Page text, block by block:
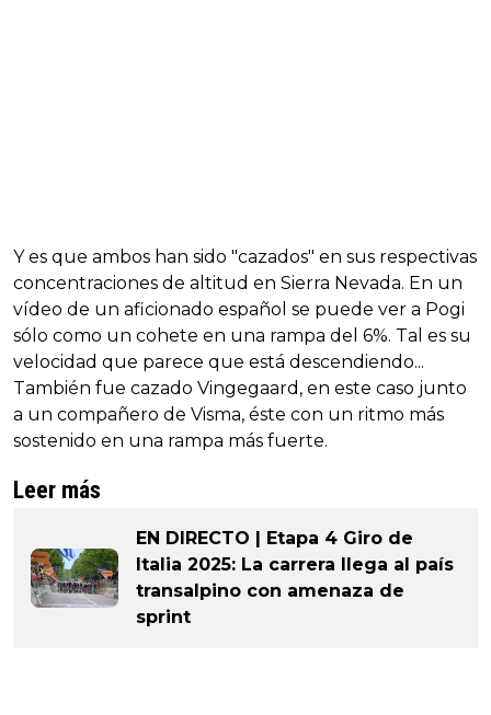
Y es que ambos han sido "cazados" en sus respectivas
concentraciones de altitud en Sierra Nevada. En un
vídeo de un aficionado español se puede ver a Pogi
sólo como un cohete en una rampa del 6%. Tal es su
velocidad que parece que está descendiendo...
También fue cazado Vingegaard, en este caso junto
a un compañero de Visma, éste con un ritmo más
sostenido en una rampa más fuerte.
Leer más
EN DIRECTO | Etapa 4 Giro de
Italia 2025: La carrera llega al país
transalpino con amenaza de
sprint